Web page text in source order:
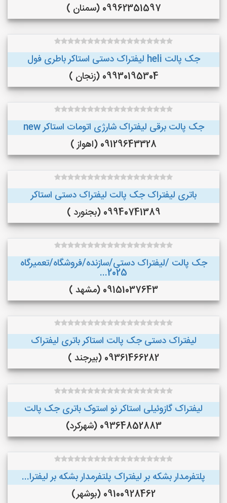
09962351597 (سمنان )
جک پالت heli لیفتراک دستی استاکر باطری فول
09930195304 (زنجان )
جک پالت برقی لیفتراک شارژی اتومات استاکر new
09129643328 (اهواز )
باتری لیفتراک جک پالت لیفتراک دستی استاکر
09940741389 (بجنورد )
جک پالت /لیفتراک دستی/سازنده/فروشگاه/تعمیرگاه
2025...
09151037643 (مشهد )
لیفتراک دستی جک پالت استاکر باتری لیفتراک
09361466282 (بیرجند )
لیفتراک گازوئیلی استاکر نو استوک باتری جک پالت
09364852883 (شهرکرد)
پلتفرمدار بشکه بر لیفتراک پلتفرمدار بشکه بر لیفترا...
09100928462 (بوشهر)